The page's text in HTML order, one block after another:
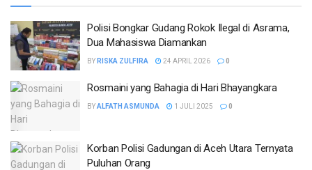
Polisi Bongkar Gudang Rokok Ilegal di Asrama,
Dua Mahasiswa Diamankan
BY RISKA ZULFIRA 24 APRIL 2026 0
Rosmaini yang Bahagia di Hari Bhayangkara
BYALFATH ASMUNDA 1 JULI 2025 0
Korban Polisi Gadungan di Aceh Utara Ternyata
Puluhan Orang